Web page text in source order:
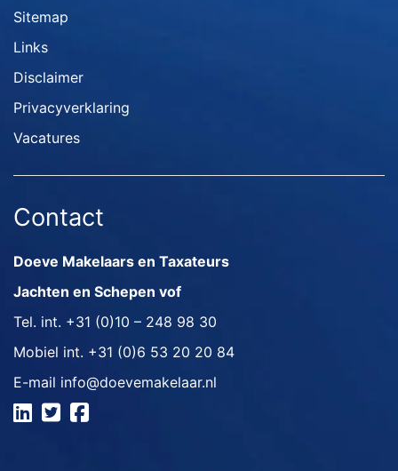
Sitemap
Links
Disclaimer
Privacyverklaring
Vacatures
Contact
Doeve Makelaars en Taxateurs
Jachten en Schepen vof
Tel. int. +31 (0)10 – 248 98 30
Mobiel int. +31 (0)6 53 20 20 84
E-mail info@doevemakelaar.nl